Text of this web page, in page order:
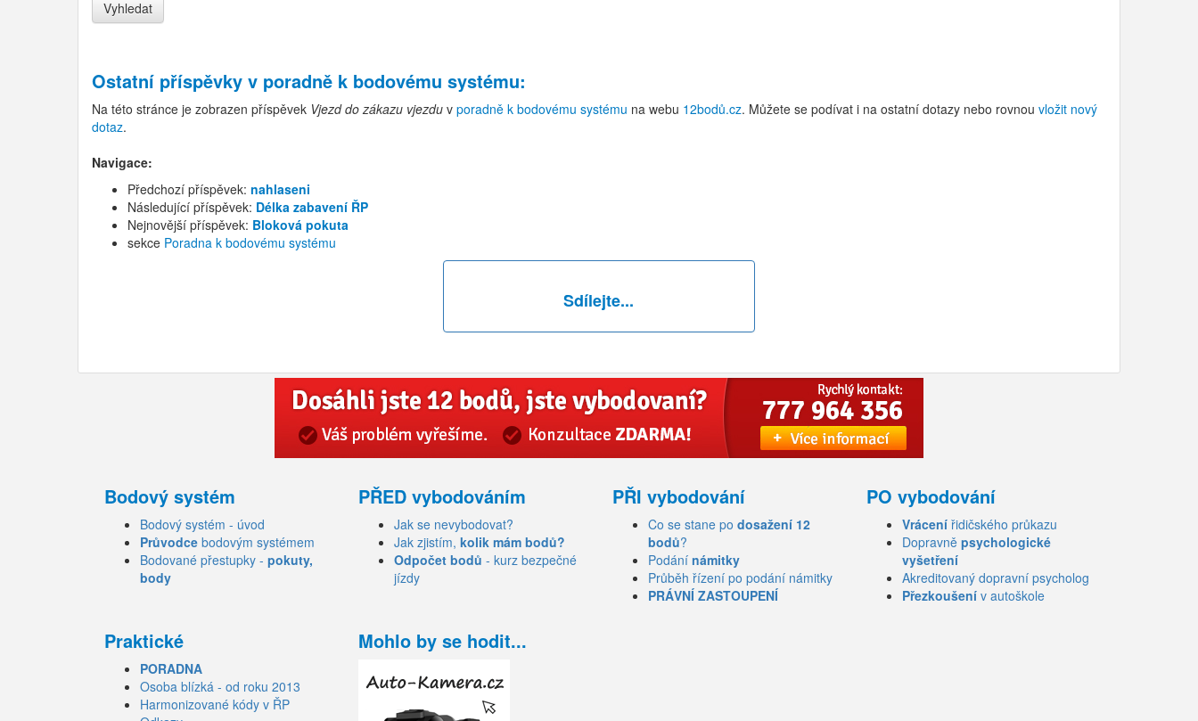
Ostatní příspěvky v poradně k bodovému systému:
Na této stránce je zobrazen příspěvek Vjezd do zákazu vjezdu v poradně k bodovému systému na webu 12bodů.cz. Můžete se podívat i na ostatní dotazy nebo rovnou vložit nový
dotaz.
Navigace:
Předchozí příspěvek: nahlaseni
Následující příspěvek: Délka zabavení ŘP
Nejnovější příspěvek: Bloková pokuta
sekce Poradna k bodovému systému
Sdílejte...
Bodový systém
Bodový systém - úvod
Průvodce bodovým systémem
Bodované přestupky - pokuty,
body
PŘED vybodováním
Jak se nevybodovat?
Jak zjistím, kolik mám bodů?
Odpočet bodů - kurz bezpečné
jízdy
PŘI vybodování
Co se stane po dosažení 12
bodů?
Podání námitky
Průběh řízení po podání námitky
PRÁVNÍ ZASTOUPENÍ
PO vybodování
Vrácení řidičského průkazu
Dopravně psychologické
vyšetření
Akreditovaný dopravní psycholog
Přezkoušení v autoškole
Praktické
PORADNA
Osoba blízká - od roku 2013
Harmonizované kódy v ŘP
Mohlo by se hodit...